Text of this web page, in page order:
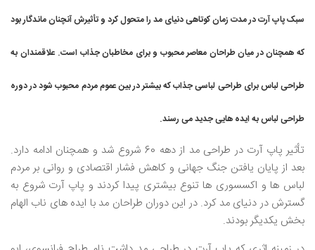
سبک پاپ آرت در مدت زمان کوتاهی دنیای مد را متحول کرد و تأثیرش آ‌نچنان ماندگار بود
که همچنان در میان طراحان معاصر محبوب و برای مخاطبان جذاب است. علاقمندان به
طراحی لباس برای طراحی لباسی جذاب که بیشتر در بین عموم مردم محبوب شود در دوره
طراحی لباس به ایده هایی جدید می رسند.
تأثیر پاپ آرت در طراحی مد از دهه 60 شروع شد و همچنان ادامه دارد.
بعد از پایان یافتن جنگ جهانی و کاهش فشار اقتصادی و روانی بر مردم
لباس ها و اکسسوری ها تنوع بیشتری پیدا کردند و پاپ آرت شروع به
گسترش در دنیای مد کرد. در این دوران طراحان مد با ایده های ناب الهام
بخش یکدیگر بودند.